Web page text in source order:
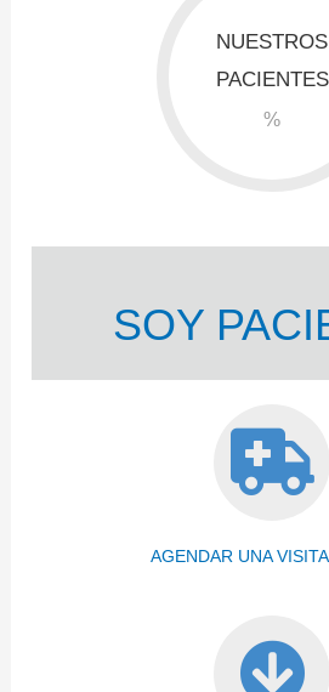
NUESTROS
PACIENTES
%
SOY
AGENDAR UNA